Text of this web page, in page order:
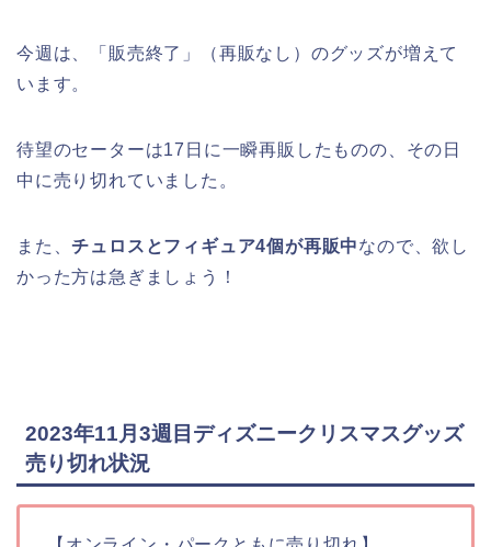
今週は、「販売終了」（再販なし）のグッズが増えて
います。
待望のセーターは17日に一瞬再販したものの、その日
中に売り切れていました。
また、チュロスとフィギュア4個が再販中なので、欲し
かった方は急ぎましょう！
2023年11月3週目ディズニークリスマスグッズ
売り切れ状況